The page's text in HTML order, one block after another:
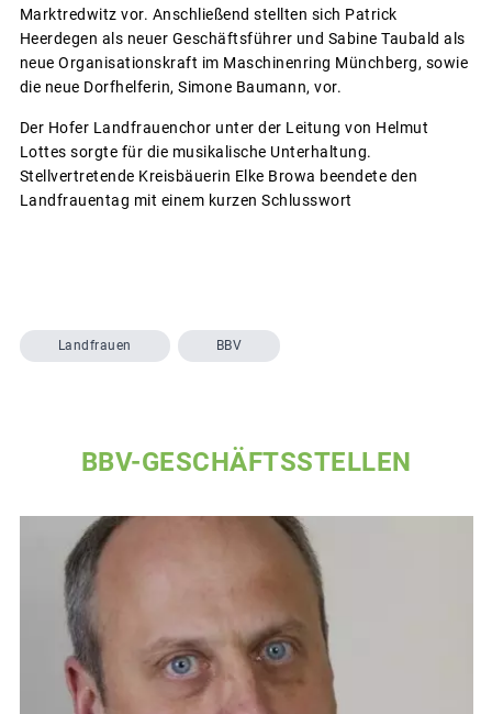
Marktredwitz vor. Anschließend stellten sich Patrick
Heerdegen als neuer Geschäftsführer und Sabine Taubald als
neue Organisationskraft im Maschinenring Münchberg, sowie
die neue Dorfhelferin, Simone Baumann, vor.
Der Hofer Landfrauenchor unter der Leitung von Helmut
Lottes sorgte für die musikalische Unterhaltung.
Stellvertretende Kreisbäuerin Elke Browa beendete den
Landfrauentag mit einem kurzen Schlusswort
Landfrauen BBV
BBV-GESCHÄFTSSTELLEN